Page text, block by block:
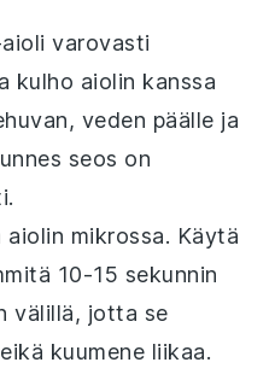
varovasti
kulho aiolin kanssa
veden päälle ja
seos on
mikrossa. Käytä
10-15 sekunnin
välillä, jotta se
kuumene liikaa.